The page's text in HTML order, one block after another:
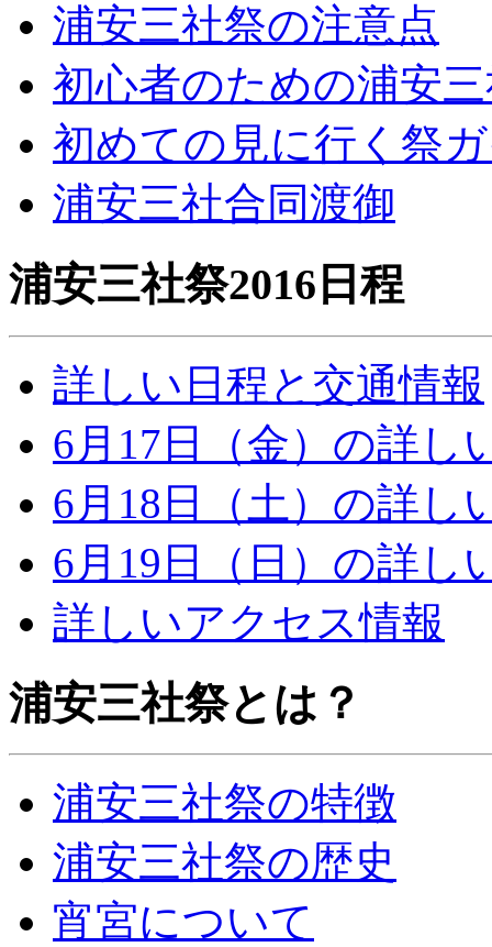
浦安三社祭の注意点
初心者のための浦安
初めての見に行く祭
浦安三社合同渡御
浦安三社祭2016日程
詳しい日程と交通情報
6月17日（金）の詳し
6月18日（土）の詳し
6月19日（日）の詳し
詳しいアクセス情報
浦安三社祭とは？
浦安三社祭の特徴
浦安三社祭の歴史
宵宮について